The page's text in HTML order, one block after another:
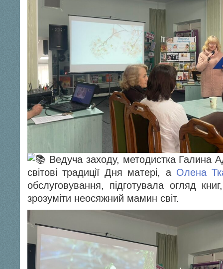
Ведуча заходу, методистка Галина
світові традиції Дня матері, а Олена
обслуговування, підготувала огляд
зрозуміти неосяжний мамин світ.